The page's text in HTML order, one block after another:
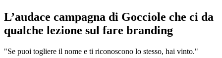
L’audace campagna di Gocciole che ci da
qualche lezione sul fare branding
"Se puoi togliere il nome e ti riconoscono lo stesso, hai vinto."